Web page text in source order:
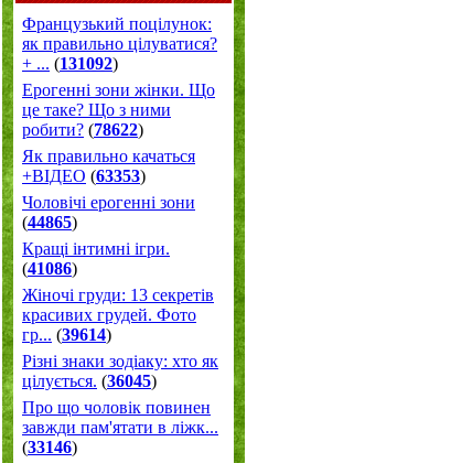
Французький поцілунок:
як правильно цілуватися?
+ ... (131092)
Ерогенні зони жінки. Що
це таке? Що з ними
робити? (78622)
Як правильно качаться
+ВІДЕО (63353)
Чоловічі ерогенні зони
(44865)
Кращі інтимні ігри.
(41086)
Жіночі груди: 13 секретів
красивих грудей. Фото
гр... (39614)
Різні знаки зодіаку: хто як
цілується. (36045)
Про що чоловік повинен
завжди пам'ятати в ліжк...
(33146)